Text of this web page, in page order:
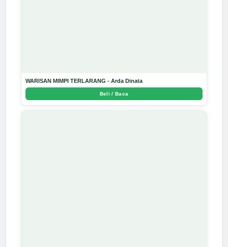
WARISAN MIMPI TERLARANG - Arda Dinata
Beli / Baca